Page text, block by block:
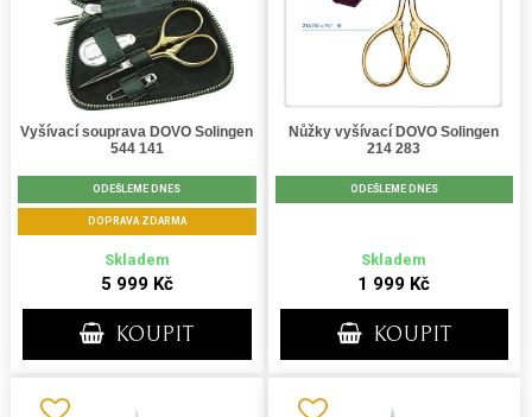
Vyšívací souprava DOVO Solingen
544 141
ODEŠLEME DNES
DOPRAVA ZDARMA
Skladem
5 999 Kč
KOUPIT
Nůžky vyšívací DOVO Solingen
214 283
ODEŠLEME DNES
Skladem
1 999 Kč
KOUPIT